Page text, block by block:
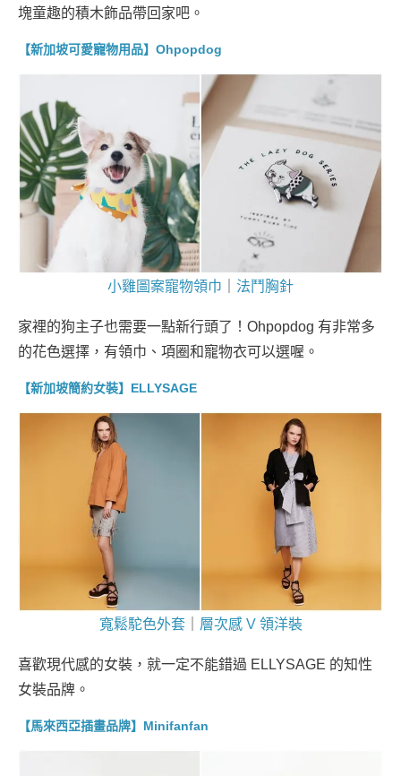
塊童趣的積木飾品帶回家吧。
【新加坡可愛寵物用品】Ohpopdog
小雞圖案寵物領巾 法鬥胸針
家裡的狗主子也需要一點新行頭了！Ohpopdog 有非常多
的花色選擇，有領巾、項圈和寵物衣可以選喔。
【新加坡簡約女裝】ELLYSAGE
寬鬆駝色外套｜ 層次感 V 領洋裝
喜歡現代感的女裝，就一定不能錯過 ELLYSAGE 的知性
女裝品牌。
【馬來西亞插畫品牌】Minifanfan